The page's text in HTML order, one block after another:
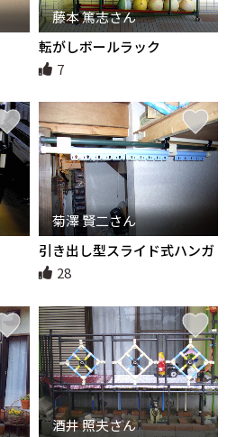
藤本 篤志さん
転がしボールラック
7
菊澤 賢二さん
引き出し型スライド式ハンガ
ーつり
28
酒井 照夫さん